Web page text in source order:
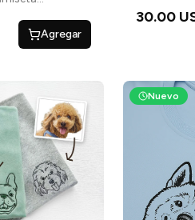
de tus seres
personal que
Agregar
Añade
queridos,
30.00
Nuevo